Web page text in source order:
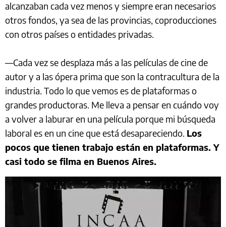
alcanzaban cada vez menos y siempre eran necesarios
otros fondos, ya sea de las provincias, coproducciones
con otros países o entidades privadas.
—Cada vez se desplaza más a las películas de cine de
autor y a las ópera prima que son la contracultura de la
industria. Todo lo que vemos es de plataformas o
grandes productoras. Me lleva a pensar en cuándo voy
a volver a laburar en una película porque mi búsqueda
laboral es en un cine que está desapareciendo. Los
pocos que tienen trabajo están en plataformas. Y
casi todo se filma en Buenos Aires.